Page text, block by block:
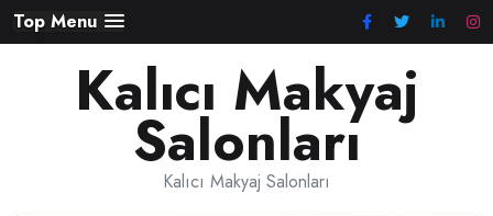
Skip
to
Top Menu
Kalıcı Makyaj
Salonları
Kalıcı Makyaj Salonları